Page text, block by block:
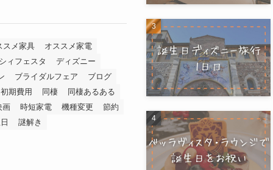
スメ家具
オススメ家電
ィフェスタ
ディズニー
ブライダルフェア
ブログ
初期費用
同棲
同棲あるある
画
時短家電 機種変更
節約
謎解き